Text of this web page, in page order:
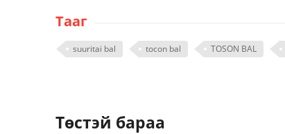
Тааг
suuritai bal tocon bal TOSON BAL
Төстэй бараа